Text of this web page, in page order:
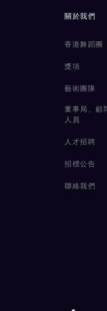
Main
關於我們
香港舞蹈團
獎項
藝術團隊
董事局、顧
人員
人才招聘
招標公告
聯絡我們